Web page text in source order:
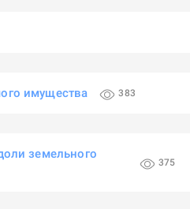
имущества 383
земельного
375